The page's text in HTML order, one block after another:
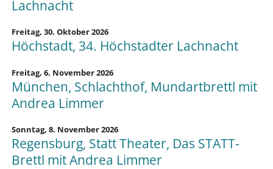
Lachnacht
Freitag, 30. Oktober 2026
Höchstadt, 34. Höchstadter Lachnacht
Freitag, 6. November 2026
München, Schlachthof, Mundartbrettl mit
Andrea Limmer
Sonntag, 8. November 2026
Regensburg, Statt Theater, Das STATT-
Brettl mit Andrea Limmer